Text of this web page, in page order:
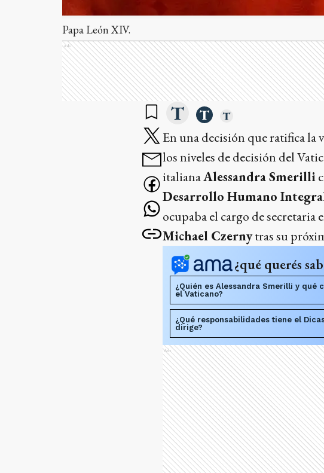
Papa León XIV.
Ads
En una decisión que ratifica la
los niveles de decisión del
italianaAlessandra Smerilli
Desarrollo Humano
ocupaba el cargo de
Michael Czernytras su
¿qué querés
¿Quién es Alessandra Smerilli y qué
el Vaticano?
¿Qué responsabilidades tiene el
dirige?
Ads